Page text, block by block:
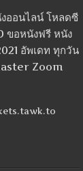
ออนไลน์ โหลดซี
ขอหนังฟรี หนัง
อัพเดท ทุกวัน
Zoom